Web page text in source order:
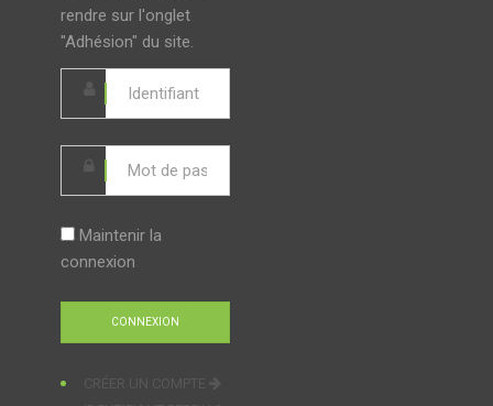
rendre sur l'onglet
"Adhésion" du site.
Maintenir la
connexion